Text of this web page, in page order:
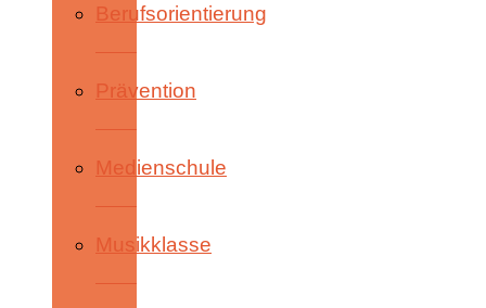
Berufsorientierung
Prävention
Medienschule
Musikklasse